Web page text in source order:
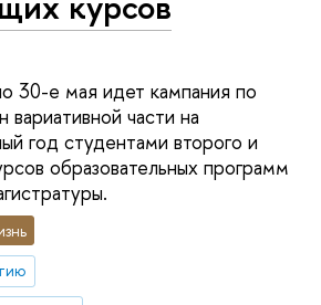
30-е мая идет кампания по
части на
год студентами второго и
образовательных программ